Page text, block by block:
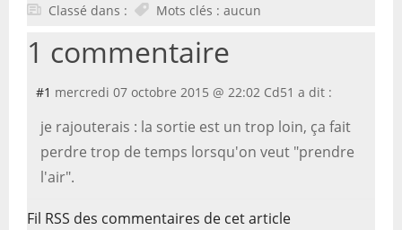
Classé dans : Mots clés : aucun
1 commentaire
#1 mercredi 07 octobre 2015 @ 22:02 Cd51 a dit :
je rajouterais : la sortie est un trop loin, ça fait
perdre trop de temps lorsqu'on veut "prendre
l'air".
Fil RSS des commentaires de cet article